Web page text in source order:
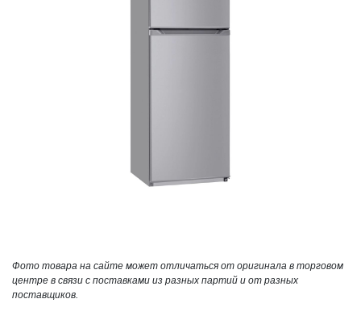
Фото товара на сайте может отличаться от оригинала в торговом
центре в связи с поставками из разных партий и от разных
поставщиков.